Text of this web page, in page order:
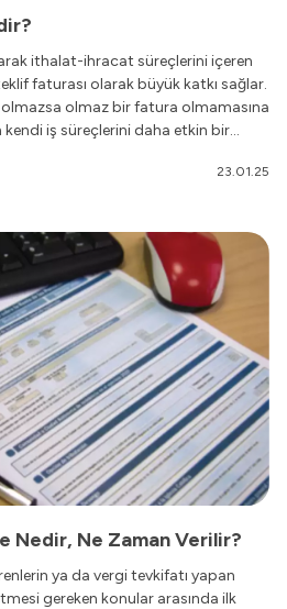
ithalat-ihracat süreçlerini içeren
faturası olarak büyük katkı sağlar.
olmaz bir fatura olmamasına
23.01.25
Nedir, Ne Zaman Verilir?
ya da vergi tevkifatı yapan
gereken konular arasında ilk